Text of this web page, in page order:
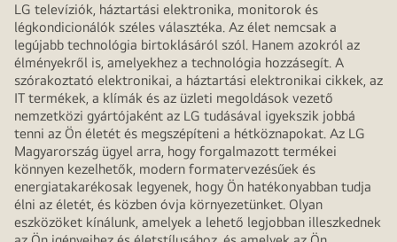
LG televíziók, háztartási elektronika, monitorok és
légkondicionálók széles választéka. Az élet nemcsak a
legújabb technológia birtoklásáról szól. Hanem azokról az
élményekről is, amelyekhez a technológia hozzásegít. A
szórakoztató elektronikai, a háztartási elektronikai cikkek, az
IT termékek, a klímák és az üzleti megoldások vezető
nemzetközi gyártójaként az LG tudásával igyekszik jobbá
tenni az Ön életét és megszépíteni a hétköznapokat. Az LG
Magyarország ügyel arra, hogy forgalmazott termékei
könnyen kezelhetők, modern formatervezésűek és
energiatakarékosak legyenek, hogy Ön hatékonyabban tudja
élni az életét, és közben óvja környezetünket. Olyan
eszközöket kínálunk, amelyek a lehető legjobban illeszkednek